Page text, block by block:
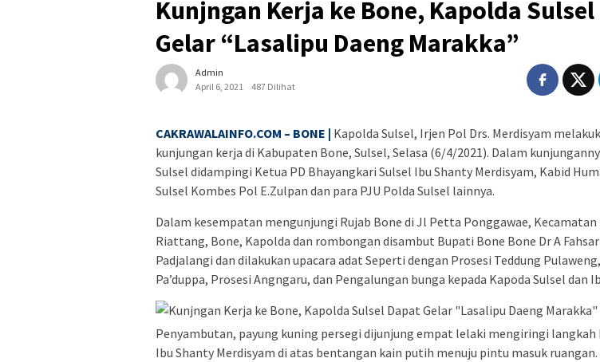
Kunjngan Kerja ke Bone, Kapolda
Gelar “Lasalipu Daeng Marakka”
Admin
April 6, 2021
487 Dilihat
CAKRAWALAINFO.COM – BONE | Kapolda Sulsel, Irjen Pol Drs. Merdisyam
kunjungan kerja di Kabupaten Bone, Sulsel, Selasa (6/4/2021). Dalam
Sulsel didampingi Ketua PD Bhayangkari Sulsel Ibu Shanty Merdisyam, Kabid
Sulsel Kombes Pol E.Zulpan dan para PJU Polda Sulsel lainnya.
Dalam kesempatan mengunjungi Rujab Bone di Jl Petta Ponggawae, Kecamatan
Riattang, Bone, Kapolda dan rombongan disambut Bupati Bone Bone Dr A Fahsar
Padjalangi dan dilakukan upacara adat Seperti dengan Prosesi Teddung
Pa’duppa, Prosesi Angngaru, dan Pengalungan bunga kepada Kapoda Sulsel dan
Penyambutan, payung kuning persegi dijunjung empat lelaki mengiringi langkah
Ibu Shanty Merdisyam di atas bentangan kain putih menuju pintu masuk